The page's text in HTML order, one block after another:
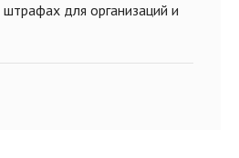
для организаций и